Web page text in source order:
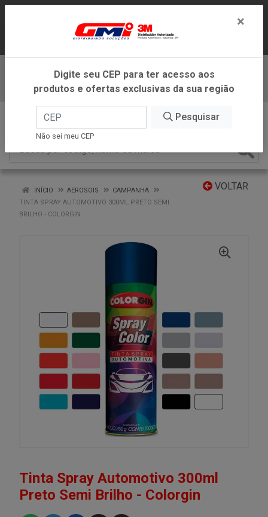
ATENDIMENTO DENTRO DO ESTADO DE
MINAS GERAIS.
Baixe já nosso APP
VOLTAR
INÍCIO AEROSOIS
CAMPANHA
TINTA SPRAY AUTOMOTIVO 300ML PRETO SEMI
BRILHO - COLORGIN
Tinta Spray Automotivo 300ml
Preto Semi Brilho - Colorgin
×
Digite seu CEP para ter acesso aos
produtos e ofertas exclusivas da sua região
Pesquisar
Não sei meu CEP